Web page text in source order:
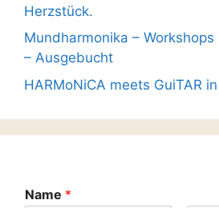
Herzstück.
Mundharmonika –
– Ausgebucht
HARMoNiCA meets GuiTAR
Name *